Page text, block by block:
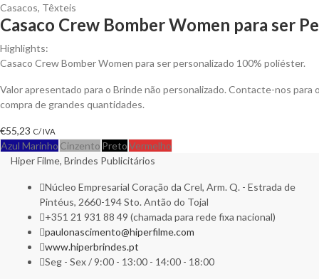
Casacos, Têxteis
Casaco Crew Bomber Women para ser
Highlights:
Casaco Crew Bomber Women para ser personalizado 100% poliéster.
Valor apresentado para o Brinde não personalizado. Contacte-nos para
compra de grandes quantidades.
€55,23 C/ IVA
Azul Marinho Cinzento PretoVermelho
Hiper Filme, Brindes Publicitários
Núcleo Empresarial Coração da Crel, Arm. Q. - Estrada de
Pintéus, 2660-194 Sto. Antão do Tojal
+351 21 931 88 49 (chamada para rede fixa nacional)
paulonascimento@hiperfilme.com
www.hiperbrindes.pt
Seg - Sex / 9:00 - 13:00 - 14:00 - 18:00